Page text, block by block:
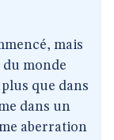
mais
du monde
que dans
dans un
aberration